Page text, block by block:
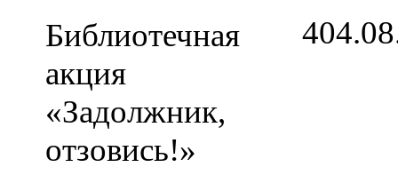
Библиотечная
акция
«Задолжник,
отзовись!»
4